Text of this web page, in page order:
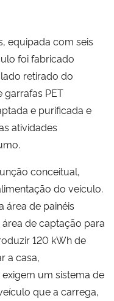
equipada com seis
foi fabricado
retirado do
garrafas PET
e purificada e
atividades
conceitual,
do veículo.
área de painéis
de captação para
120 kWh de
a casa,
um sistema de
que a carrega,